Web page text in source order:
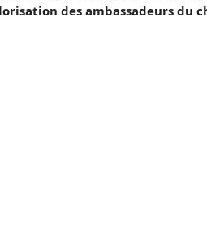
des ambassadeurs du